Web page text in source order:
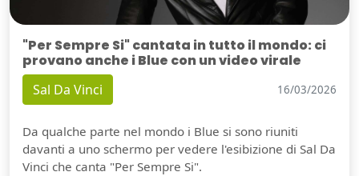
"Per Sempre Si" cantata in tutto il mondo: ci
provano anche i Blue con un video virale
Sal Da Vinci 16/03/2026
Da qualche parte nel mondo i Blue si sono riuniti
davanti a uno schermo per vedere l'esibizione di Sal Da
Vinci che canta "Per Sempre Si".